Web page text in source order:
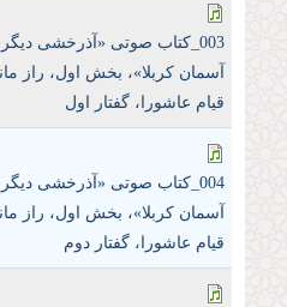
003_کتاب صوتی «آذرخشی‌ دیگر‌
آسمان‌ کربلا»، بخش اول، راز‌
قیام عاشورا، گفتار اول
004_کتاب صوتی «آذرخشی‌ دیگر‌
آسمان‌ کربلا»، بخش اول، راز‌
قیام عاشورا، گفتار دوم